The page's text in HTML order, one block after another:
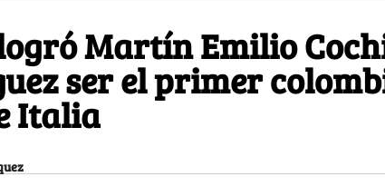
Martín Emilio
ser el primer
Italia